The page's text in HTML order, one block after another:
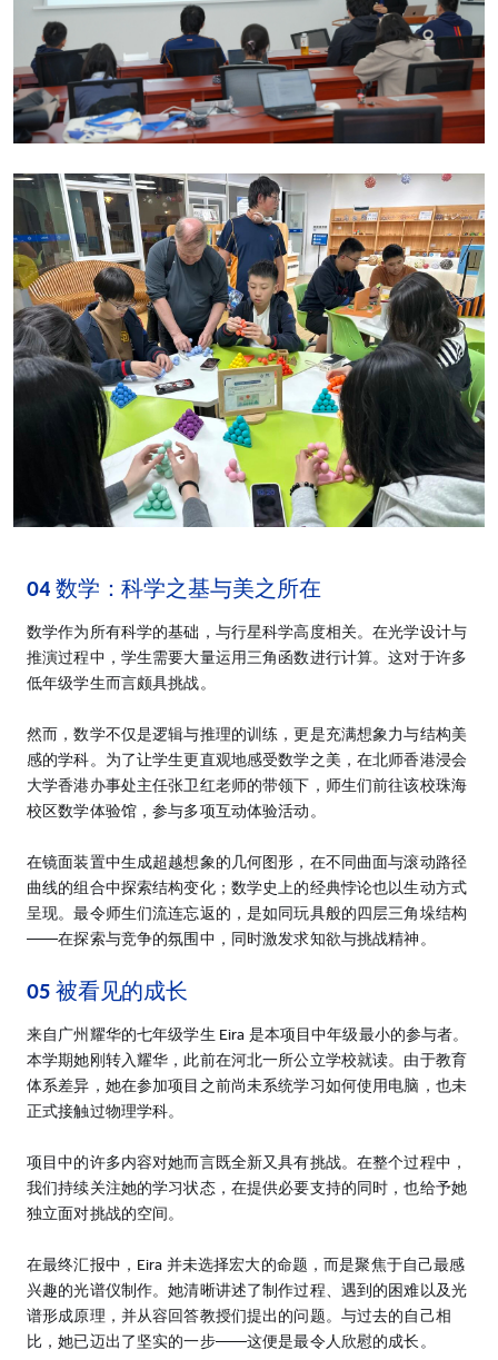
04 数学：科学之基与美之所在
数学作为所有科学的基础，与行星科学高度相关。在光学设计与
推演过程中，学生需要大量运用三角函数进行计算。这对于许多
低年级学生而言颇具挑战。
然而，数学不仅是逻辑与推理的训练，更是充满想象力与结构美
感的学科。为了让学生更直观地感受数学之美，在北师香港浸会
大学香港办事处主任张卫红老师的带领下，师生们前往该校珠海
校区数学体验馆，参与多项互动体验活动。
在镜面装置中生成超越想象的几何图形，在不同曲面与滚动路径
曲线的组合中探索结构变化；数学史上的经典悖论也以生动方式
呈现。最令师生们流连忘返的，是如同玩具般的四层三角垛结构
——在探索与竞争的氛围中，同时激发求知欲与挑战精神。
05 被看见的成长
来自广州耀华的七年级学生 Eira 是本项目中年级最小的参与者。
本学期她刚转入耀华，此前在河北一所公立学校就读。由于教育
体系差异，她在参加项目之前尚未系统学习如何使用电脑，也未
正式接触过物理学科。
项目中的许多内容对她而言既全新又具有挑战。在整个过程中，
我们持续关注她的学习状态，在提供必要支持的同时，也给予她
独立面对挑战的空间。
在最终汇报中，Eira 并未选择宏大的命题，而是聚焦于自己最感
兴趣的光谱仪制作。她清晰讲述了制作过程、遇到的困难以及光
谱形成原理，并从容回答教授们提出的问题。与过去的自己相
比，她已迈出了坚实的一步——这便是最令人欣慰的成长。